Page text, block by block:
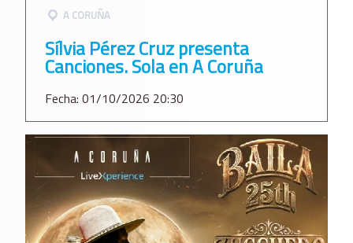
A CORUÑA
Sílvia Pérez Cruz presenta
Canciones. Sola en A Coruña
Fecha: 01/10/2026 20:30